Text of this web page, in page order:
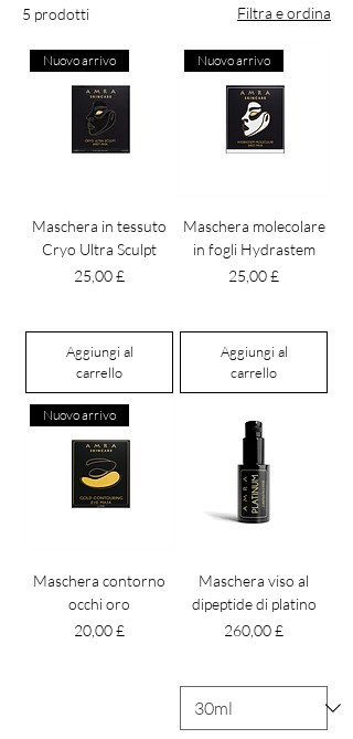
5 prodotti Filtra e ordina
Nuovo arrivo
Maschera in tessuto
Cryo Ultra Sculpt
Prezzo
25,00 £
Aggiungi al
carrello
Nuovo arrivo
Maschera molecolare
in fogli Hydrastem
Prezzo
25,00 £
Aggiungi al
carrello
Nuovo arrivo
Maschera contorno
occhi oro
Prezzo
20,00 £
Maschera viso al
dipeptide di platino
Prezzo
260,00 £